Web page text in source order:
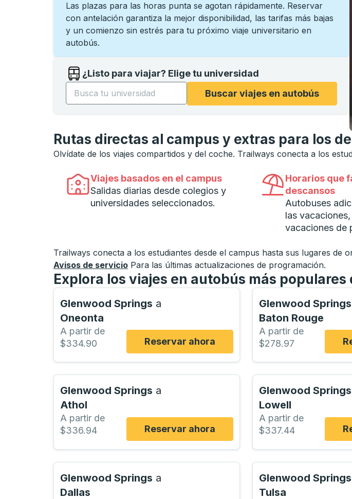
Las plazas para las horas punta se agotan rápidamente. Reservar
con antelación garantiza la mejor disponibilidad, las tarifas más bajas
y un comienzo sin estrés para tu próximo viaje universitario en
autobús.
¿Listo para viajar? Elige tu universidad
Comience a escribir el nombre de la universidad para abrir las
Buscar viajes en autobús
Rutas directas al campus y extras para los
Olvídate de los viajes compartidos y del coche. Trailways conecta a los
Viajes basados ​​en el campus
Salidas diarias desde colegios y
universidades seleccionados.
Horarios que
descansos
Autobuses
las
vacaciones de
Trailways conecta a los estudiantes desde el campus hasta sus lugares
Avisos de servicio Para las últimas actualizaciones de programación.
Explora los viajes en autobús más
Glenwood Springs a
Oneonta
A partir de
$334.90
Reservar ahora
Glenwood Springs
Baton Rouge
A partir de
$278.97
Glenwood Springs a
Athol
A partir de
$336.94
Reservar ahora
Glenwood Springs
Lowell
A partir de
$337.44
Glenwood Springs a
Dallas
Glenwood Springs
Tulsa